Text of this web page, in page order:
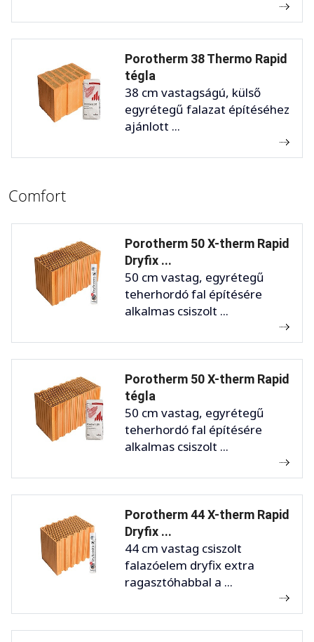
Porotherm 38 Thermo Rapid
tégla
38 cm vastagságú, külső
egyrétegű falazat építéséhez
ajánlott ...
Comfort
Porotherm 50 X-therm Rapid
Dryfix ...
50 cm vastag, egyrétegű
teherhordó fal építésére
alkalmas csiszolt ...
Porotherm 50 X-therm Rapid
tégla
50 cm vastag, egyrétegű
teherhordó fal építésére
alkalmas csiszolt ...
Porotherm 44 X-therm Rapid
Dryfix ...
44 cm vastag csiszolt
falazóelem dryfix extra
ragasztóhabbal a ...